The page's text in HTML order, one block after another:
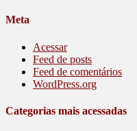
Meta
Acessar
Feed de posts
Feed de comentários
WordPress.org
Categorias mais acessadas